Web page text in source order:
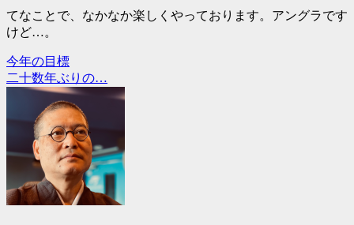
てなことで、なかなか楽しくやっております。アングラです
けど…。
投
稿
ナ
ー
今年の目標
二十数年ぶりの…